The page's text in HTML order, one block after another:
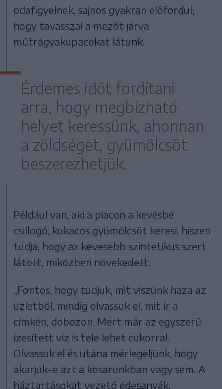
odafigyelnek, sajnos gyakran előfordul,
hogy tavasszal a mezőt járva
műtrágyakupacokat látunk.
Érdemes időt fordítani
arra, hogy megbízható
helyet keressünk, ahonnan
a zöldséget, gyümölcsöt
beszerezhetjük.
Például van, aki a piacon a kevésbé
csillogó, kukacos gyümölcsöt keresi, hiszen
tudja, hogy az kevesebb szintetikus szert
látott, miközben növekedett.
„Fontos, hogy tudjuk, mit viszünk haza az
üzletből, mindig olvassuk el, mit ír a
címkén, dobozon. Mert már az egyszerű
ízesített víz is tele lehet cukorral.
Olvassuk el és utána mérlegeljünk, hogy
akarjuk-e azt a kosarunkban vagy sem. A
háztartásokat vezető édesanyák,